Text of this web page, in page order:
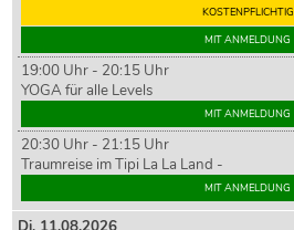
KOSTENPFLICHTIG
MIT ANMELDUNG
19:00 Uhr - 20:15 Uhr
YOGA für alle Levels
MIT ANMELDUNG
20:30 Uhr - 21:15 Uhr
Traumreise im Tipi La La Land -
MIT ANMELDUNG